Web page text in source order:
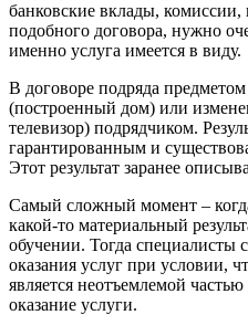
банковские вклады,
подобного договора, нужно
именно услуга имеется в виду.
В договоре подряда предметом
(построенный дом) или
телевизор) подрядчиком.
гарантированным и
Этот результат заранее
Самый сложный момент –
какой-то материальный
обучении. Тогда специалисты
оказания услуг при условии,
является неотъемлемой
оказание услуги.